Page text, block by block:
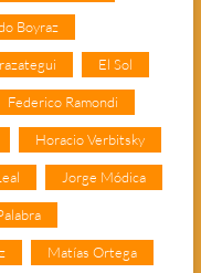
Boyraz
El Sol
Federico Ramondi
Horacio Verbitsky
Jorge Módica
Matías Ortega